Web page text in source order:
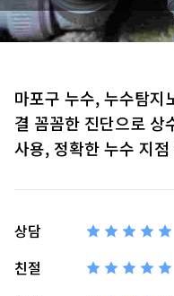
마포구 누수, 누수탐지
결 꼼꼼한 진단으로 상
사용, 정확한 누수 지
상담
친절